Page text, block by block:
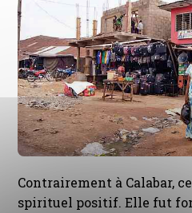
Contrairement à Calabar,
spirituel positif. Elle fut